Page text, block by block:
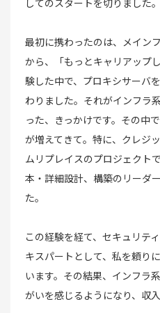
最初に携わったのは、メイン
から、「もっとキャリアップ
験した中で、プロキシサーバ
わりました。それがインフラ
った、きっかけです。その中
が増えてきて。特に、クレジ
ムリプレイスのプロジェクト
本・詳細設計、構築のリーダ
た。
この経験を経て、セキュリテ
キスパートとして、私を頼り
います。その結果、インフラ
がいを感じるようになり、収